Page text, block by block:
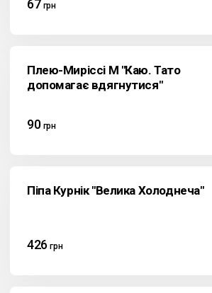
67 грн
Плею-Миріссі М "Каю. Тато
допомагає вдягнутися"
90 грн
Піпа Курнік "Велика Холоднеча"
426 грн